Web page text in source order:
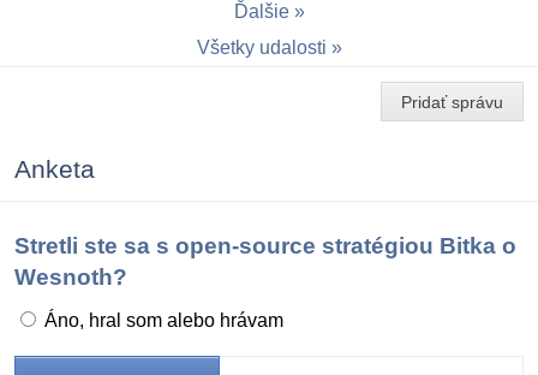
Ďalšie
Všetky udalosti
Pridať správu
Anketa
Stretli ste sa s open-source stratégiou Bitka o
Wesnoth?
Áno, hral som alebo hrávam